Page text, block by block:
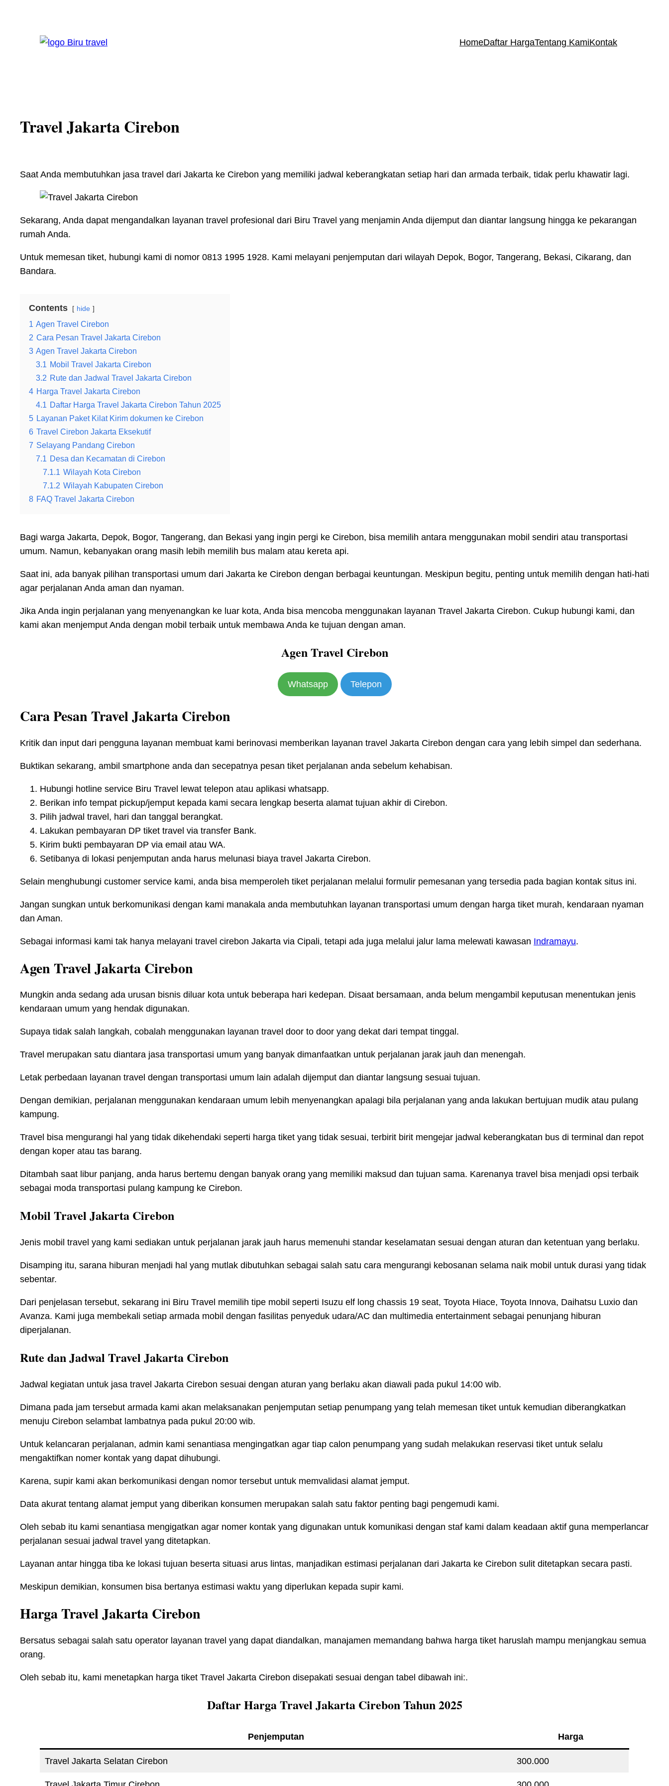
HomeDaftar HargaTentang KamiKontak
Travel Jakarta Cirebon
Saat Anda membutuhkan jasa travel dari Jakarta ke Cirebon yang memiliki jadwal keberangkatan setiap hari dan armada terbaik, tidak perlu khawatir lagi.
Sekarang, Anda dapat mengandalkan layanan travel profesional dari Biru Travel yang menjamin Anda dijemput dan diantar langsung hingga ke pekarangan
rumah Anda.
Untuk memesan tiket, hubungi kami di nomor 0813 1995 1928. Kami melayani penjemputan dari wilayah Depok, Bogor, Tangerang, Bekasi, Cikarang, dan
Bandara.
Contents hide
1 Agen Travel Cirebon
2 Cara Pesan Travel Jakarta Cirebon
3 Agen Travel Jakarta Cirebon
3.1 Mobil Travel Jakarta Cirebon
3.2 Rute dan Jadwal Travel Jakarta Cirebon
4 Harga Travel Jakarta Cirebon
4.1 Daftar Harga Travel Jakarta Cirebon Tahun 2025
5 Layanan Paket Kilat Kirim dokumen ke Cirebon
6 Travel Cirebon Jakarta Eksekutif
7 Selayang Pandang Cirebon
7.1 Desa dan Kecamatan di Cirebon
7.1.1 Wilayah Kota Cirebon
7.1.2 Wilayah Kabupaten Cirebon
8 FAQ Travel Jakarta Cirebon
Bagi warga Jakarta, Depok, Bogor, Tangerang, dan Bekasi yang ingin pergi ke Cirebon, bisa memilih antara menggunakan mobil sendiri atau transportasi
umum. Namun, kebanyakan orang masih lebih memilih bus malam atau kereta api.
Saat ini, ada banyak pilihan transportasi umum dari Jakarta ke Cirebon dengan berbagai keuntungan. Meskipun begitu, penting untuk memilih dengan hati-hati
agar perjalanan Anda aman dan nyaman.
Jika Anda ingin perjalanan yang menyenangkan ke luar kota, Anda bisa mencoba menggunakan layanan Travel Jakarta Cirebon. Cukup hubungi kami, dan
kami akan menjemput Anda dengan mobil terbaik untuk membawa Anda ke tujuan dengan aman.
Agen Travel Cirebon
Whatsapp Telepon
Cara Pesan Travel Jakarta Cirebon
Kritik dan input dari pengguna layanan membuat kami berinovasi memberikan layanan travel Jakarta Cirebon dengan cara yang lebih simpel dan sederhana.
Buktikan sekarang, ambil smartphone anda dan secepatnya pesan tiket perjalanan anda sebelum kehabisan.
Hubungi hotline service Biru Travel lewat telepon atau aplikasi whatsapp.
Berikan info tempat pickup/jemput kepada kami secara lengkap beserta alamat tujuan akhir di Cirebon.
Pilih jadwal travel, hari dan tanggal berangkat.
Lakukan pembayaran DP tiket travel via transfer Bank.
Kirim bukti pembayaran DP via email atau WA.
Setibanya di lokasi penjemputan anda harus melunasi biaya travel Jakarta Cirebon.
Selain menghubungi customer service kami, anda bisa memperoleh tiket perjalanan melalui formulir pemesanan yang tersedia pada bagian kontak situs ini.
Jangan sungkan untuk berkomunikasi dengan kami manakala anda membutuhkan layanan transportasi umum dengan harga tiket murah, kendaraan nyaman
dan Aman.
Sebagai informasi kami tak hanya melayani travel cirebon Jakarta via Cipali, tetapi ada juga melalui jalur lama melewati kawasan Indramayu.
Agen Travel Jakarta Cirebon
Mungkin anda sedang ada urusan bisnis diluar kota untuk beberapa hari kedepan. Disaat bersamaan, anda belum mengambil keputusan menentukan jenis
kendaraan umum yang hendak digunakan.
Supaya tidak salah langkah, cobalah menggunakan layanan travel door to door yang dekat dari tempat tinggal.
Travel merupakan satu diantara jasa transportasi umum yang banyak dimanfaatkan untuk perjalanan jarak jauh dan menengah.
Letak perbedaan layanan travel dengan transportasi umum lain adalah dijemput dan diantar langsung sesuai tujuan.
Dengan demikian, perjalanan menggunakan kendaraan umum lebih menyenangkan apalagi bila perjalanan yang anda lakukan bertujuan mudik atau pulang
kampung.
Travel bisa mengurangi hal yang tidak dikehendaki seperti harga tiket yang tidak sesuai, terbirit birit mengejar jadwal keberangkatan bus di terminal dan repot
dengan koper atau tas barang.
Ditambah saat libur panjang, anda harus bertemu dengan banyak orang yang memiliki maksud dan tujuan sama. Karenanya travel bisa menjadi opsi terbaik
sebagai moda transportasi pulang kampung ke Cirebon.
Mobil Travel Jakarta Cirebon
Jenis mobil travel yang kami sediakan untuk perjalanan jarak jauh harus memenuhi standar keselamatan sesuai dengan aturan dan ketentuan yang berlaku.
Disamping itu, sarana hiburan menjadi hal yang mutlak dibutuhkan sebagai salah satu cara mengurangi kebosanan selama naik mobil untuk durasi yang tidak
sebentar.
Dari penjelasan tersebut, sekarang ini Biru Travel memilih tipe mobil seperti Isuzu elf long chassis 19 seat, Toyota Hiace, Toyota Innova, Daihatsu Luxio dan
Avanza. Kami juga membekali setiap armada mobil dengan fasilitas penyeduk udara/AC dan multimedia entertainment sebagai penunjang hiburan
diperjalanan.
Rute dan Jadwal Travel Jakarta Cirebon
Jadwal kegiatan untuk jasa travel Jakarta Cirebon sesuai dengan aturan yang berlaku akan diawali pada pukul 14:00 wib.
Dimana pada jam tersebut armada kami akan melaksanakan penjemputan setiap penumpang yang telah memesan tiket untuk kemudian diberangkatkan
menuju Cirebon selambat lambatnya pada pukul 20:00 wib.
Untuk kelancaran perjalanan, admin kami senantiasa mengingatkan agar tiap calon penumpang yang sudah melakukan reservasi tiket untuk selalu
mengaktifkan nomer kontak yang dapat dihubungi.
Karena, supir kami akan berkomunikasi dengan nomor tersebut untuk memvalidasi alamat jemput.
Data akurat tentang alamat jemput yang diberikan konsumen merupakan salah satu faktor penting bagi pengemudi kami.
Oleh sebab itu kami senantiasa mengigatkan agar nomer kontak yang digunakan untuk komunikasi dengan staf kami dalam keadaan aktif guna memperlancar
perjalanan sesuai jadwal travel yang ditetapkan.
Layanan antar hingga tiba ke lokasi tujuan beserta situasi arus lintas, manjadikan estimasi perjalanan dari Jakarta ke Cirebon sulit ditetapkan secara pasti.
Meskipun demikian, konsumen bisa bertanya estimasi waktu yang diperlukan kepada supir kami.
Harga Travel Jakarta Cirebon
Bersatus sebagai salah satu operator layanan travel yang dapat diandalkan, manajamen memandang bahwa harga tiket haruslah mampu menjangkau semua
orang.
Oleh sebab itu, kami menetapkan harga tiket Travel Jakarta Cirebon disepakati sesuai dengan tabel dibawah ini:.
Daftar Harga Travel Jakarta Cirebon Tahun 2025
Penjemputan Harga
Travel Jakarta Selatan Cirebon 300.000